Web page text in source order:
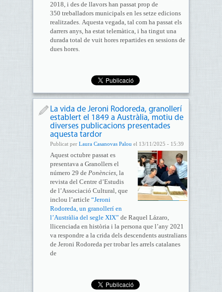
2018, i des de llavors han passat prop de
350 treballadors municipals en les setze edicions
realitzades. Aquesta vegada, tal com ha passat els
darrers anys, ha estat telemàtica, i ha tingut una
durada total de vuit hores repartides en sessions de
dues hores.
La vida de Jeroni Rodoreda, granollerí
establert el 1849 a Austràlia, motiu de
diverses publicacions presentades
aquesta tardor
Publicat per Laura Casanovas Palou el 13/11/2025 - 15:39
Aquest octubre passat es
presentava a Granollers el
número 29 de Ponències, la
revista del Centre d’Estudis
de l’Associació Cultural, que
inclou l’article “Jeroni
Rodoreda, un granollerí en
l’Austràlia del segle XIX” de Raquel Lázaro,
llicenciada en història i la persona que l’any 2021
va respondre a la crida dels descendents australians
de Jeroni Rodoreda per trobar les arrels catalanes
de